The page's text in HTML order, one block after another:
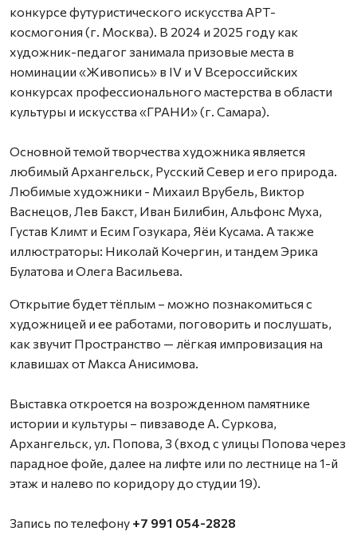
конкурсе футуристического искусства АРТ-
космогония (г. Москва). В 2024 и 2025 году как
художник-педагог занимала призовые места в
номинации «Живопись» в IV и V Всероссийских
конкурсах профессионального мастерства в области
культуры и искусства «ГРАНИ» (г. Самара).
Основной темой творчества художника является
любимый Архангельск, Русский Север и его природа.
Любимые художники - Михаил Врубель, Виктор
Васнецов, Лев Бакст, Иван Билибин, Альфонс Муха,
Густав Климт и Есим Гозукара, Яёи Кусама. А также
иллюстраторы: Николай Кочергин, и тандем Эрика
Булатова и Олега Васильева.
Открытие будет тёплым – можно познакомиться с
художницей и ее работами, поговорить и послушать,
как звучит Пространство — лёгкая импровизация на
клавишах от Макса Анисимова.
Выставка откроется на возрожденном памятнике
истории и культуры – пивзаводе А. Суркова,
Архангельск, ул. Попова, 3 (вход с улицы Попова через
парадное фойе, далее на лифте или по лестнице на 1-й
этаж и налево по коридору до студии 19).
Запись по телефону +7 991 054-2828